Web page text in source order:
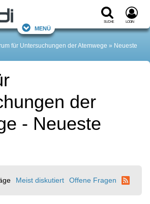
Suche Login
Menü
für Untersuchungen der Atemwege
Neueste
der
- Neueste
Meist diskutiert Offene Fragen